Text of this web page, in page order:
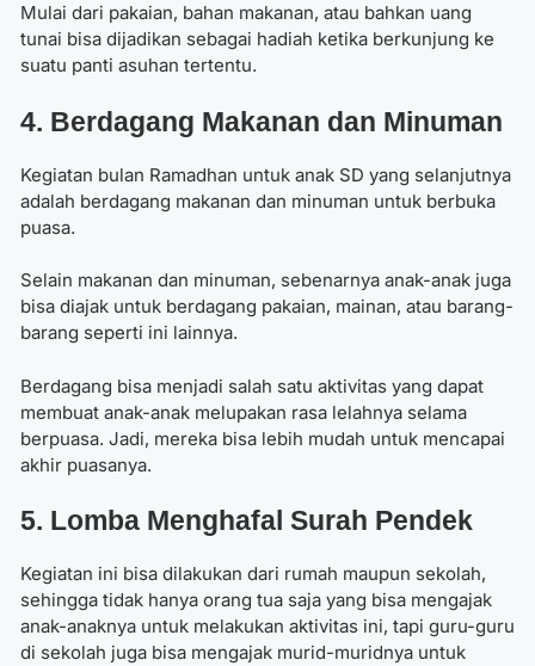
Mulai dari pakaian, bahan makanan, atau bahkan uang
tunai bisa dijadikan sebagai hadiah ketika berkunjung ke
suatu panti asuhan tertentu.
4. Berdagang Makanan dan Minuman
Kegiatan bulan Ramadhan untuk anak SD yang selanjutnya
adalah berdagang makanan dan minuman untuk berbuka
puasa.
Selain makanan dan minuman, sebenarnya anak-anak juga
bisa diajak untuk berdagang pakaian, mainan, atau barang-
barang seperti ini lainnya.
Berdagang bisa menjadi salah satu aktivitas yang dapat
membuat anak-anak melupakan rasa lelahnya selama
berpuasa. Jadi, mereka bisa lebih mudah untuk mencapai
akhir puasanya.
5. Lomba Menghafal Surah Pendek
Kegiatan ini bisa dilakukan dari rumah maupun sekolah,
sehingga tidak hanya orang tua saja yang bisa mengajak
anak-anaknya untuk melakukan aktivitas ini, tapi guru-guru
di sekolah juga bisa mengajak murid-muridnya untuk